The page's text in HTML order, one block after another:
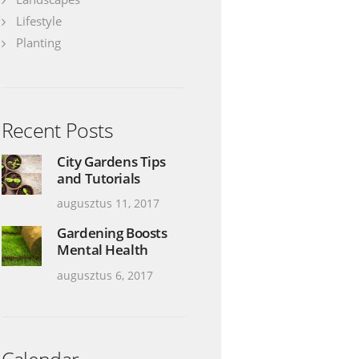
Lifestyle
Planting
Recent Posts
City Gardens Tips
and Tutorials
augusztus 11, 2017
Gardening Boosts
Mental Health
augusztus 6, 2017